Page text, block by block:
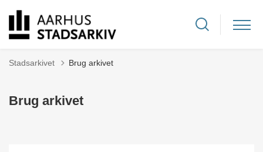
Stadsarkivet Brug arkivet
Brug arkivet